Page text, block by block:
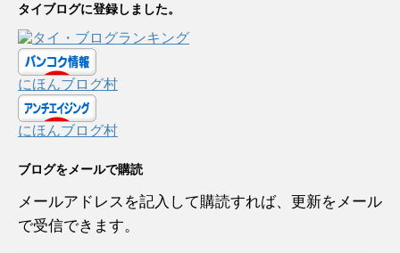
タイブログに登録しました。
にほんブログ村
にほんブログ村
ブログをメールで購読
メールアドレスを記入して購読すれば、更新をメール
で受信できます。